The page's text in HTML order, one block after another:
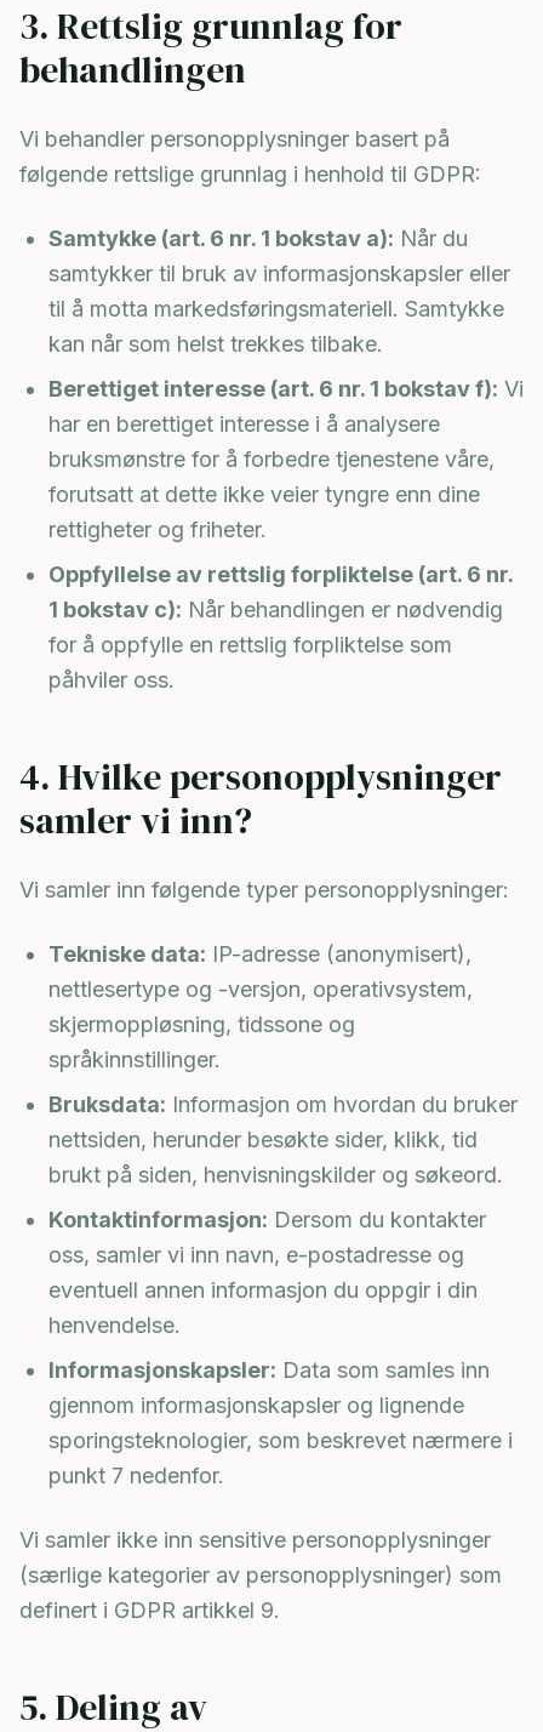
3. Rettslig grunnlag for
behandlingen
Vi behandler personopplysninger basert på
følgende rettslige grunnlag i henhold til GDPR:
Samtykke (art. 6 nr. 1 bokstav a): Når du
samtykker til bruk av informasjonskapsler eller
til å motta markedsføringsmateriell. Samtykke
kan når som helst trekkes tilbake.
Berettiget interesse (art. 6 nr. 1 bokstav f): Vi
har en berettiget interesse i å analysere
bruksmønstre for å forbedre tjenestene våre,
forutsatt at dette ikke veier tyngre enn dine
rettigheter og friheter.
Oppfyllelse av rettslig forpliktelse (art. 6 nr.
1 bokstav c): Når behandlingen er nødvendig
for å oppfylle en rettslig forpliktelse som
påhviler oss.
4. Hvilke personopplysninger
samler vi inn?
Vi samler inn følgende typer personopplysninger:
Tekniske data: IP-adresse (anonymisert),
nettlesertype og -versjon, operativsystem,
skjermoppløsning, tidssone og
språkinnstillinger.
Bruksdata: Informasjon om hvordan du bruker
nettsiden, herunder besøkte sider, klikk, tid
brukt på siden, henvisningskilder og søkeord.
Kontaktinformasjon: Dersom du kontakter
oss, samler vi inn navn, e-postadresse og
eventuell annen informasjon du oppgir i din
henvendelse.
Informasjonskapsler: Data som samles inn
gjennom informasjonskapsler og lignende
sporingsteknologier, som beskrevet nærmere i
punkt 7 nedenfor.
Vi samler ikke inn sensitive personopplysninger
(særlige kategorier av personopplysninger) som
definert i GDPR artikkel 9.
5. Deling av